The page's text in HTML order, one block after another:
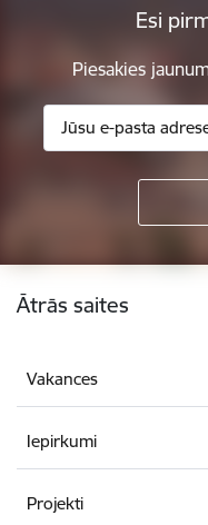
Esi
Piesakies
Kājene
Ātrās saites
Vakances
Iepirkumi
Projekti